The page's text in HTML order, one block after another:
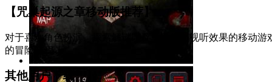
【咒巢起源之章移动版推荐】
对于喜欢角色扮演、探索解谜以及享受精美视听效果的移动
的冒险旅程。
其他用户下载